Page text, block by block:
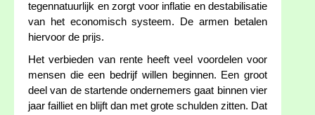
tegennatuurlijk en zorgt voor inflatie en destabilisatie
van het economisch systeem. De armen betalen
hiervoor de prijs.
Het verbieden van rente heeft veel voordelen voor
mensen die een bedrijf willen beginnen. Een groot
deel van de startende ondernemers gaat binnen vier
jaar failliet en blijft dan met grote schulden zitten. Dat